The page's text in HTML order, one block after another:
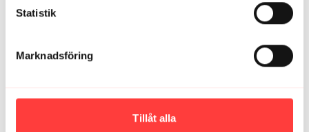
Statistik
Marknadsföring
Tillåt alla
Premiärpasset avklarat :)